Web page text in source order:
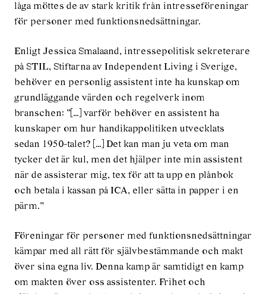
låga möttes de av stark kritik från intresseföreningar
för personer med funktionsnedsättningar.
Enligt Jessica Smalaand, intressepolitisk sekreterare
på STIL, Stiftarna av Independent Living i Sverige,
behöver en personlig assistent inte ha kunskap om
grundläggande värden och regelverk inom
branschen: ”[…] varför behöver en assistent ha
kunskaper om hur handikappolitiken utvecklats
sedan 1950-talet? […] Det kan man ju veta om man
tycker det är kul, men det hjälper inte min assistent
när de assisterar mig, tex för att ta upp en plånbok
och betala i kassan på ICA, eller sätta in papper i en
pärm.”
Föreningar för personer med funktionsnedsättningar
kämpar med all rätt för självbestämmande och makt
över sina egna liv. Denna kamp är samtidigt en kamp
om makten över oss assistenter. Frihet och